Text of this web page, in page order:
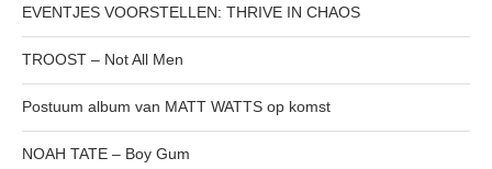
EVENTJES VOORSTELLEN: THRIVE IN CHAOS
TROOST – Not All Men
Postuum album van MATT WATTS op komst
NOAH TATE – Boy Gum